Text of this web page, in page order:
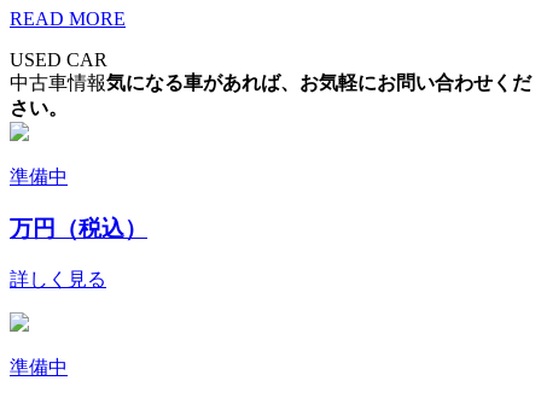
READ MORE
USED CAR
中古車情報気になる車があれば、お気軽にお問い合わせくだ
さい。
準備中
万円（税込）
詳しく見る
準備中